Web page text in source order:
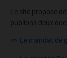
Le site propose
publions deux
Le mandat de